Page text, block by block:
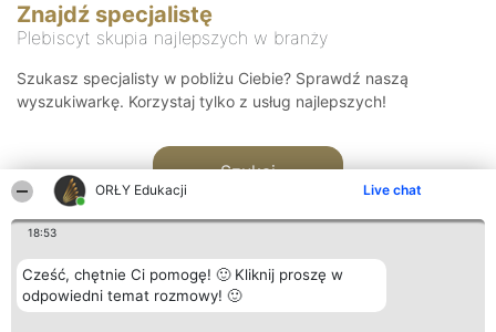
ORŁY Edukacji Live chat
18:53
Cześć, chętnie Ci pomogę! 🙂 Kliknij proszę w
odpowiedni temat rozmowy! 🙂
Znajdź specjalistę
Plebiscyt skupia najlepszych w branży
Szukasz specjalisty w pobliżu Ciebie? Sprawdź naszą
wyszukiwarkę. Korzystaj tylko z usług najlepszych!
Szukaj